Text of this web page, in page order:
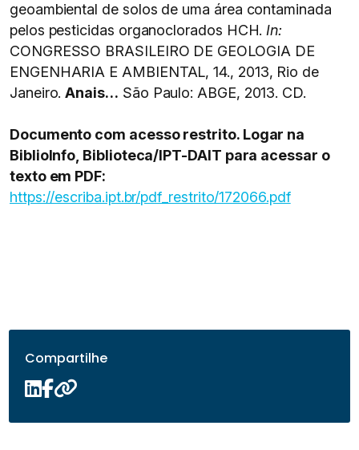
geoambiental de solos de uma área contaminada
pelos pesticidas organoclorados HCH. In:
CONGRESSO BRASILEIRO DE GEOLOGIA DE
ENGENHARIA E AMBIENTAL, 14., 2013, Rio de
Janeiro.Anais… São Paulo: ABGE, 2013. CD.
Documento com acesso restrito. Logar na
BiblioInfo, Biblioteca/IPT-DAIT para acessar o
texto em PDF:
https://escriba.ipt.br/pdf_restrito/172066.pdf
Compartilhe